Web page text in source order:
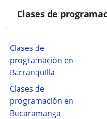
Clases de
Clases de
programación en
Barranquilla
Clases de
programación en
Bucaramanga